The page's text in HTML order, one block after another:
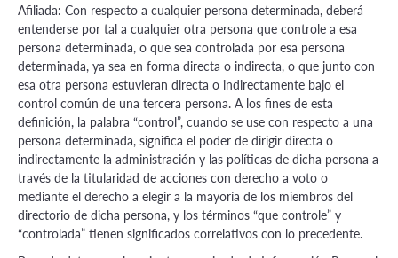
Afiliada: Con respecto a cualquier persona determinada, deberá
entenderse por tal a cualquier otra persona que controle a esa
persona determinada, o que sea controlada por esa persona
determinada, ya sea en forma directa o indirecta, o que junto con
esa otra persona estuvieran directa o indirectamente bajo el
control común de una tercera persona. A los fines de esta
definición, la palabra “control”, cuando se use con respecto a una
persona determinada, significa el poder de dirigir directa o
indirectamente la administración y las políticas de dicha persona a
través de la titularidad de acciones con derecho a voto o
mediante el derecho a elegir a la mayoría de los miembros del
directorio de dicha persona, y los términos “que controle” y
“controlada” tienen significados correlativos con lo precedente.